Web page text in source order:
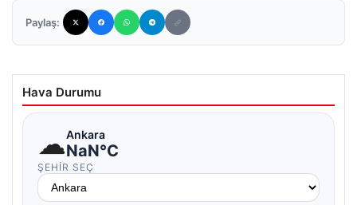
Paylaş:
Hava Durumu
☁Ankara
NaN°C
ŞEHIR SEÇ